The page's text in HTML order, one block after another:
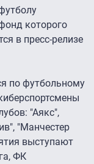
которого
в пресс-релизе
по футбольному
"Аякс",
"Манчестер
выступают
ФК